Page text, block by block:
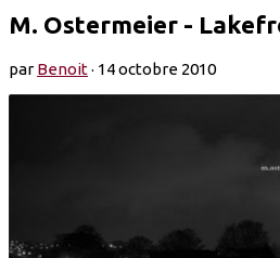
M. Ostermeier -
parBenoit· 14 octobre 2010